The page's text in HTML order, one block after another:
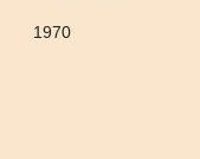
1970